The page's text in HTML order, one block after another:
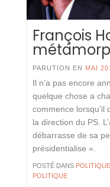
François
PARUTION EN MAI
Il n’a pas encore
quelque chose a
commence lorsqu’il
la direction du PS.
débarrasse de sa
présidentialise ».
POSTÉ DANS POLITIQUE
POLITIQUE